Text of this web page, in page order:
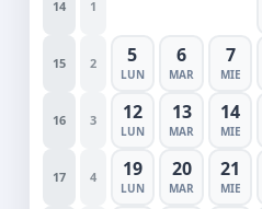
14 1
15 2 5
LUN
6
MAR
7
MIE
16 3 12
LUN
13
MAR
14
MIE
17 4 19
LUN
20
MAR
21
MIE